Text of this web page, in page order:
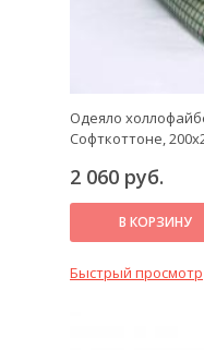
Одеяло
Софткоттоне,
2 060 руб.
В КОРЗИНУ
Быстрый просмотр